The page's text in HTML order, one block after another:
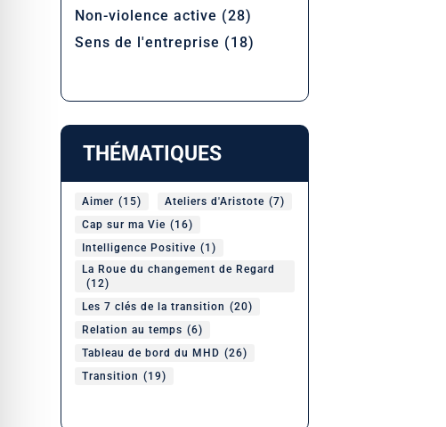
Non-violence active (28)
Sens de l'entreprise (18)
THÉMATIQUES
Aimer (15) Ateliers d'Aristote (7)
Cap sur ma Vie (16)
Intelligence Positive (1)
La Roue du changement de Regard
(12)
Les 7 clés de la transition (20)
Relation au temps (6)
Tableau de bord du MHD (26)
Transition (19)